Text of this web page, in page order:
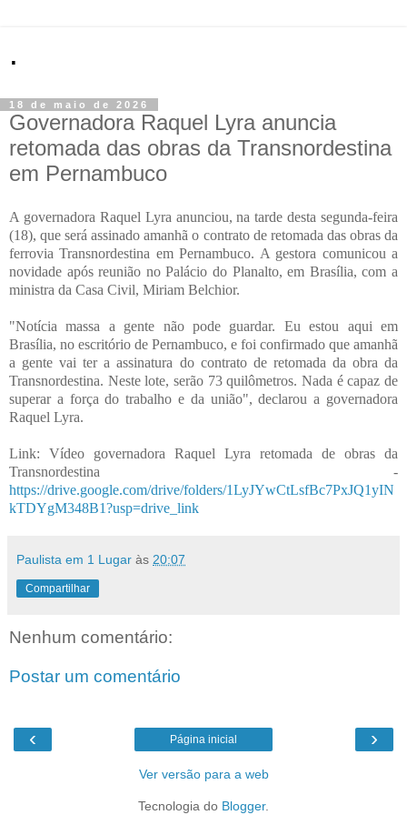
.
18 de maio de 2026
Governadora Raquel Lyra anuncia
retomada das obras da Transnordestina
em Pernambuco
A governadora Raquel Lyra anunciou, na tarde desta segunda-feira
(18), que será assinado amanhã o contrato de retomada das obras da
ferrovia Transnordestina em Pernambuco. A gestora comunicou a
novidade após reunião no Palácio do Planalto, em Brasília, com a
ministra da Casa Civil, Miriam Belchior.
"Notícia massa a gente não pode guardar. Eu estou aqui em
Brasília, no escritório de Pernambuco, e foi confirmado que amanhã
a gente vai ter a assinatura do contrato de retomada da obra da
Transnordestina. Neste lote, serão 73 quilômetros. Nada é capaz de
superar a força do trabalho e da união", declarou a governadora
Raquel Lyra.
Link: Vídeo governadora Raquel Lyra retomada de obras da
Transnordestina -
https://drive.google.com/drive/folders/1LyJYwCtLsfBc7PxJQ1yIN
kTDYgM348B1?usp=drive_link
Paulista em 1 Lugar às 20:07
Compartilhar
Nenhum comentário:
Postar um comentário
‹ ›
Página inicial
Ver versão para a web
Tecnologia do Blogger.